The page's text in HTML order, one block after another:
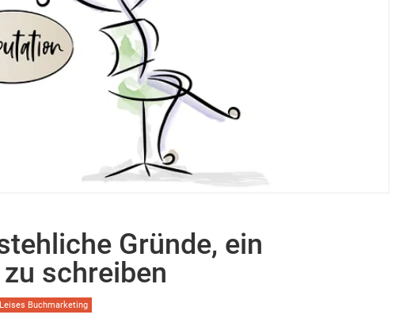
Gründe, ein
schreiben
Leises Buchmarketing